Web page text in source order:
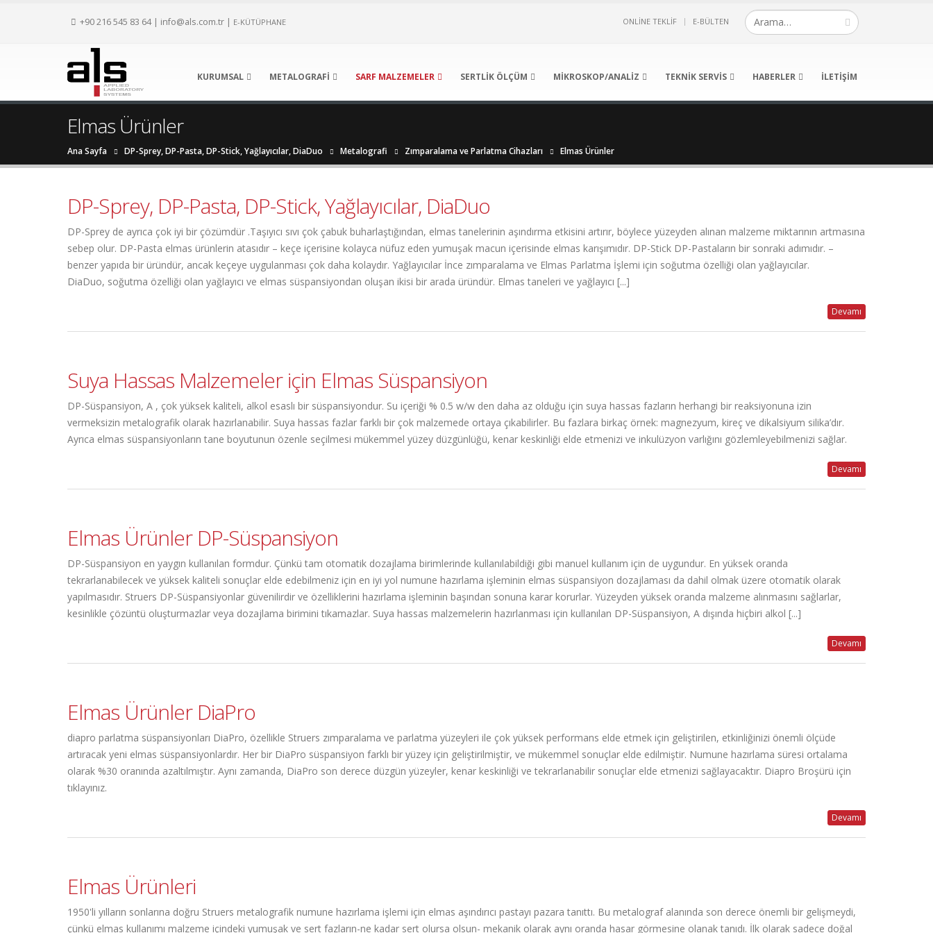
+90 216 545 83 64| info@als.com.tr | E-KÜTÜPHANE ONLINE TEKLIF E-BÜLTEN
KURUMSAL METALOGRAFI SARF MALZEMELER SERTLIK ÖLÇÜM MIKROSKOP/ANALIZ TEKNIK SERVIS HABERLER İLETIŞIM
Elmas Ürünler
Ana Sayfa DP-Sprey, DP-Pasta, DP-Stick, Yağlayıcılar, DiaDuo Metalografi Zımparalama ve Parlatma Cihazları Elmas Ürünler
DP-Sprey, DP-Pasta, DP-Stick, Yağlayıcılar, DiaDuo
DP-Sprey de ayrıca çok iyi bir çözümdür .Taşıyıcı sıvı çok çabuk buharlaştığından, elmas tanelerinin aşındırma etkisini artırır, böylece yüzeyden alınan malzeme miktarının artmasına
sebep olur. DP-Pasta elmas ürünlerin atasıdır – keçe içerisine kolayca nüfuz eden yumuşak macun içerisinde elmas karışımıdır. DP-Stick DP-Pastaların bir sonraki adımıdır. –
benzer yapıda bir üründür, ancak keçeye uygulanması çok daha kolaydır. Yağlayıcılar İnce zımparalama ve Elmas Parlatma İşlemi için soğutma özelliği olan yağlayıcılar.
DiaDuo, soğutma özelliği olan yağlayıcı ve elmas süspansiyondan oluşan ikisi bir arada üründür. Elmas taneleri ve yağlayıcı [...]
Devamı
Suya Hassas Malzemeler için Elmas Süspansiyon
DP-Süspansiyon, A , çok yüksek kaliteli, alkol esaslı bir süspansiyondur. Su içeriği % 0.5 w/w den daha az olduğu için suya hassas fazların herhangi bir reaksiyonuna izin
vermeksizin metalografik olarak hazırlanabilir. Suya hassas fazlar farklı bir çok malzemede ortaya çıkabilirler. Bu fazlara birkaç örnek: magnezyum, kireç ve dikalsiyum silika’dır.
Ayrıca elmas süspansiyonların tane boyutunun özenle seçilmesi mükemmel yüzey düzgünlüğü, kenar keskinliği elde etmenizi ve inkulüzyon varlığını gözlemleyebilmenizi sağlar.
Devamı
Elmas Ürünler DP-Süspansiyon
DP-Süspansiyon en yaygın kullanılan formdur. Çünkü tam otomatik dozajlama birimlerinde kullanılabildiği gibi manuel kullanım için de uygundur. En yüksek oranda
tekrarlanabilecek ve yüksek kaliteli sonuçlar elde edebilmeniz için en iyi yol numune hazırlama işleminin elmas süspansiyon dozajlaması da dahil olmak üzere otomatik olarak
yapılmasıdır. Struers DP-Süspansiyonlar güvenilirdir ve özelliklerini hazırlama işleminin başından sonuna karar korurlar. Yüzeyden yüksek oranda malzeme alınmasını sağlarlar,
kesinlikle çözüntü oluşturmazlar veya dozajlama birimini tıkamazlar. Suya hassas malzemelerin hazırlanması için kullanılan DP-Süspansiyon, A dışında hiçbiri alkol [...]
Devamı
Elmas Ürünler DiaPro
diapro parlatma süspansiyonları DiaPro, özellikle Struers zımparalama ve parlatma yüzeyleri ile çok yüksek performans elde etmek için geliştirilen, etkinliğinizi önemli ölçüde
artıracak yeni elmas süspansiyonlardır. Her bir DiaPro süspansiyon farklı bir yüzey için geliştirilmiştir, ve mükemmel sonuçlar elde edilmiştir. Numune hazırlama süresi ortalama
olarak %30 oranında azaltılmıştır. Aynı zamanda, DiaPro son derece düzgün yüzeyler, kenar keskinliği ve tekrarlanabilir sonuçlar elde etmenizi sağlayacaktır. Diapro Broşürü için
tıklayınız.
Devamı
Elmas Ürünleri
1950'li yılların sonlarına doğru Struers metalografik numune hazırlama işlemi için elmas aşındırıcı pastayı pazara tanıttı. Bu metalograf alanında son derece önemli bir gelişmeydi,
çünkü elmas kullanımı malzeme içindeki yumuşak ve sert fazların-ne kadar sert olursa olsun- mekanik olarak aynı oranda hasar görmesine olanak tanıdı. İlk olarak sadece doğal